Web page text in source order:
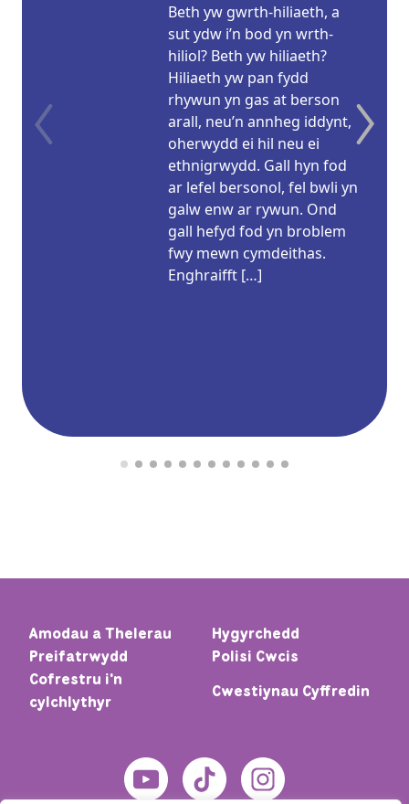
Beth yw gwrth-hiliaeth, a
sut ydw i’n bod yn wrth-
hiliol? Beth yw hiliaeth?
Hiliaeth yw pan fydd
rhywun yn gas at berson
arall, neu’n annheg iddynt,
oherwydd ei hil neu ei
ethnigrwydd. Gall hyn fod
ar lefel bersonol, fel bwli yn
galw enw ar rywun. Ond
gall hefyd fod yn broblem
fwy mewn cymdeithas.
Enghraifft […]
Amodau a Thelerau
Hygyrchedd
Preifatrwydd
Polisi Cwcis
Cofrestru i'n
cylchlythyr
Cwestiynau Cyffredin